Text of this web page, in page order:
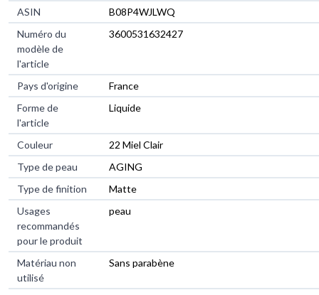
ASIN
B08P4WJLWQ
Numéro du
modèle de
l'article
3600531632427
Pays d'origine
France
Forme de
l'article
Liquide
Couleur
22 Miel Clair
Type de peau
AGING
Type de finition
Matte
Usages
recommandés
pour le produit
peau
Matériau non
utilisé
Sans parabène